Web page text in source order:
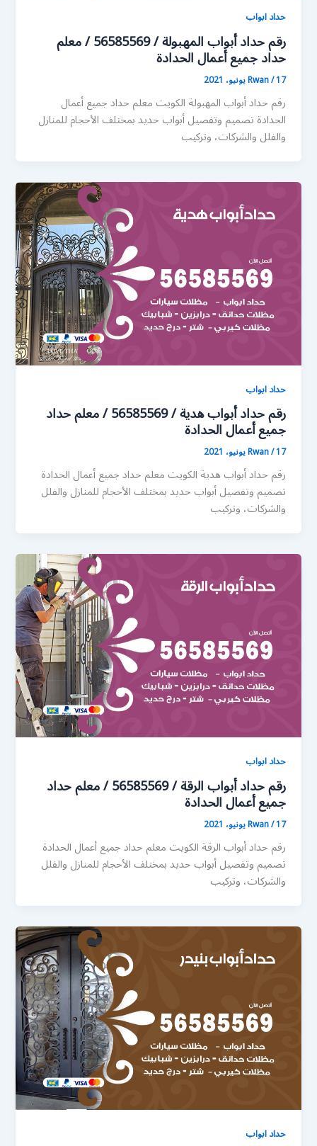
حداد ابواب
رقم حداد أبواب المهبولة / 56585569 / معلم
حداد جميع أعمال الحدادة
Rwan/17 يونيو، 2021
رقم حداد أبواب المهبولة الكويت معلم حداد جميع أعمال
الحدادة تصميم وتفصيل أبواب حديد بمختلف الأحجام للمنازل
والفلل والشركات، وتركيب
حداد ابواب
رقم حداد أبواب هدية / 56585569 / معلم حداد
جميع أعمال الحدادة
Rwan/17 يونيو، 2021
رقم حداد أبواب هدية الكويت معلم حداد جميع أعمال الحدادة
تصميم وتفصيل أبواب حديد بمختلف الأحجام للمنازل والفلل
والشركات، وتركيب
حداد ابواب
رقم حداد أبواب الرقة / 56585569 / معلم حداد
جميع أعمال الحدادة
Rwan/17 يونيو، 2021
رقم حداد أبواب الرقة الكويت معلم حداد جميع أعمال الحدادة
تصميم وتفصيل أبواب حديد بمختلف الأحجام للمنازل والفلل
والشركات، وتركيب
حداد ابواب